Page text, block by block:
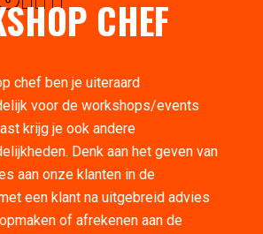
CHEF
chef ben je uiteraard
voor de workshops/events
krijg je ook andere
Denk aan het geven van
aan onze klanten in de
een klant na uitgebreid advies
of afrekenen aan de